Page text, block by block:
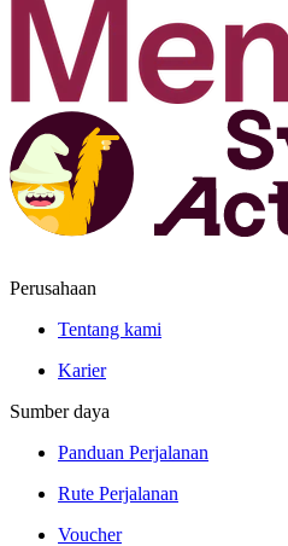
Perusahaan
Tentang kami
Karier
Sumber daya
Panduan Perjalanan
Rute Perjalanan
Voucher